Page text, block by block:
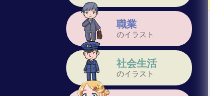
職業
のイラスト
社会生活
のイラスト